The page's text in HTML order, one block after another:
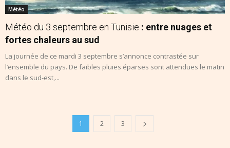
Météo
Météo du 3 septembre en Tunisie : entre nuages et
fortes chaleurs au sud
La journée de ce mardi 3 septembre s’annonce contrastée sur
l’ensemble du pays. De faibles pluies éparses sont attendues le matin
dans le sud-est,...
1 2 3